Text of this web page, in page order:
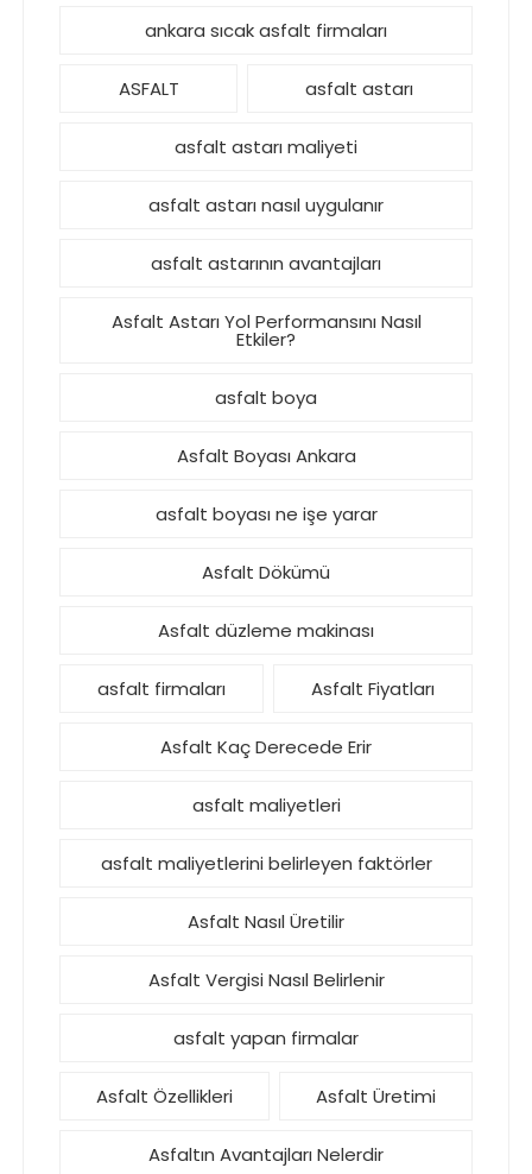
ankara sıcak asfalt firmaları
ASFALT asfalt astarı
asfalt astarı maliyeti
asfalt astarı nasıl uygulanır
asfalt astarının avantajları
Asfalt Astarı Yol Performansını Nasıl
Etkiler?
asfalt boya
Asfalt Boyası Ankara
asfalt boyası ne işe yarar
Asfalt Dökümü
Asfalt düzleme makinası
asfalt firmaları Asfalt Fiyatları
Asfalt Kaç Derecede Erir
asfalt maliyetleri
asfalt maliyetlerini belirleyen faktörler
Asfalt Nasıl Üretilir
Asfalt Vergisi Nasıl Belirlenir
asfalt yapan firmalar
Asfalt Özellikleri Asfalt Üretimi
Asfaltın Avantajları Nelerdir